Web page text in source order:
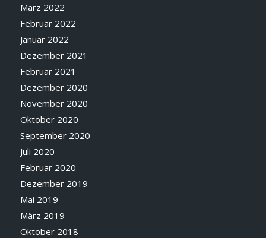
März 2022
Februar 2022
Januar 2022
Dezember 2021
Februar 2021
Dezember 2020
November 2020
Oktober 2020
September 2020
Juli 2020
Februar 2020
Dezember 2019
Mai 2019
März 2019
Oktober 2018